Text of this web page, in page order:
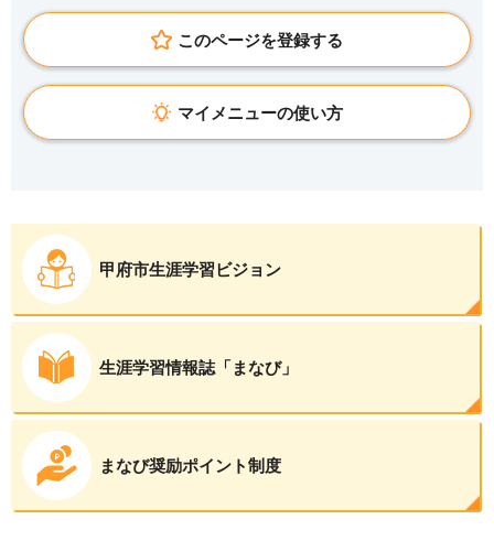
このページを登録する
マイメニューの使い方
甲府市生涯学習ビジョン
生涯学習情報誌「まなび」
まなび奨励ポイント制度